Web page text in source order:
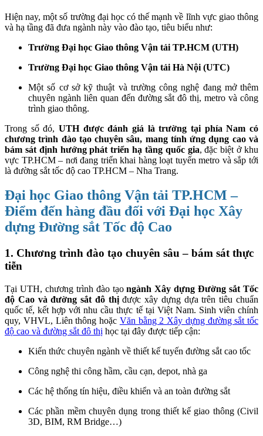
Hiện nay, một số trường đại học có thế mạnh về lĩnh vực giao thông
và hạ tầng đã đưa ngành này vào đào tạo, tiêu biểu như:
Trường Đại học Giao thông Vận tải TP.HCM (UTH)
Trường Đại học Giao thông Vận tải Hà Nội (UTC)
Một số cơ sở kỹ thuật và trường công nghệ đang mở thêm
chuyên ngành liên quan đến đường sắt đô thị, metro và công
trình giao thông.
Trong số đó, UTH được đánh giá là trường tại phía Nam có
chương trình đào tạo chuyên sâu, mang tính ứng dụng cao và
bám sát định hướng phát triển hạ tầng quốc gia, đặc biệt ở khu
vực TP.HCM – nơi đang triển khai hàng loạt tuyến metro và sắp tới
là đường sắt tốc độ cao TP.HCM – Nha Trang.
Đại học Giao thông Vận tải TP.HCM –
Điểm đến hàng đầu đối với Đại học Xây
dựng Đường sắt Tốc độ Cao
1. Chương trình đào tạo chuyên sâu – bám sát thực
tiễn
Tại UTH, chương trình đào tạongành Xây dựng Đường sắt Tốc
độ Cao và đường sắt đô thịđược xây dựng dựa trên tiêu chuẩn
quốc tế, kết hợp với nhu cầu thực tế tại Việt Nam. Sinh viên chính
quy, VHVL, Liên thông hoặc Văn bằng 2 Xây dựng đường sắt tốc
độ cao và đường sắt đô thị học tại đây được tiếp cận:
Kiến thức chuyên ngành về thiết kế tuyến đường sắt cao tốc
Công nghệ thi công hầm, cầu cạn, depot, nhà ga
Các hệ thống tín hiệu, điều khiển và an toàn đường sắt
Các phần mềm chuyên dụng trong thiết kế giao thông (Civil
3D, BIM, RM Bridge…)